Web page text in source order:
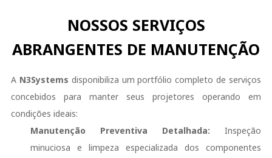
NOSSOS SERVIÇOS
ABRANGENTES DE MANUTENÇÃO
A N3Systems disponibiliza um portfólio completo de serviços
concebidos para manter seus projetores operando em
condições ideais:
Manutenção Preventiva Detalhada: Inspeção
minuciosa e limpeza especializada dos componentes